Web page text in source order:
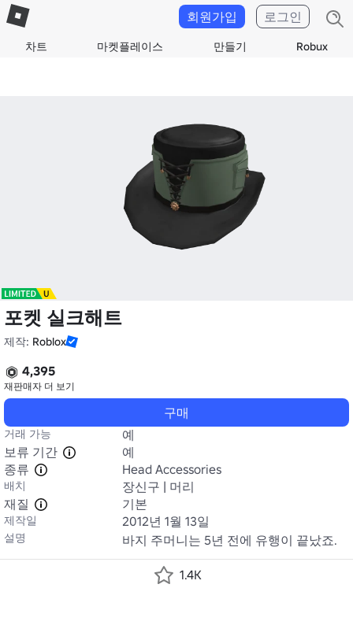
차트 마켓플레이스 만들기 Robux
회원가입 로그인
포켓 실크해트
제작: Roblox
4,395
재판매자 더 보기
구매
거래 가능
예
보류 기간
예
종류
Head Accessories
배치
장신구 | 머리
재질
기본
제작일 2012년 1월 13일
설명 바지 주머니는 5년 전에 유행이 끝났죠.
1.4K